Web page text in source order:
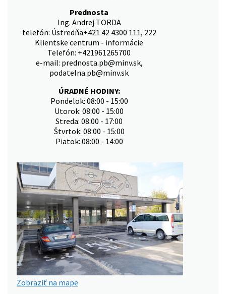
Prednosta
Ing. Andrej TORDA
telefón: Ústredňa+421 42 4300 111, 222
Klientske centrum - informácie
Telefón: +421961265700
e-mail: prednosta.pb@minv.sk,
podatelna.pb@minv.sk
ÚRADNÉ HODINY:
Pondelok: 08:00 - 15:00
Utorok: 08:00 - 15:00
Streda: 08:00 - 17:00
Štvrtok: 08:00 - 15:00
Piatok: 08:00 - 14:00
Zobraziť na mape